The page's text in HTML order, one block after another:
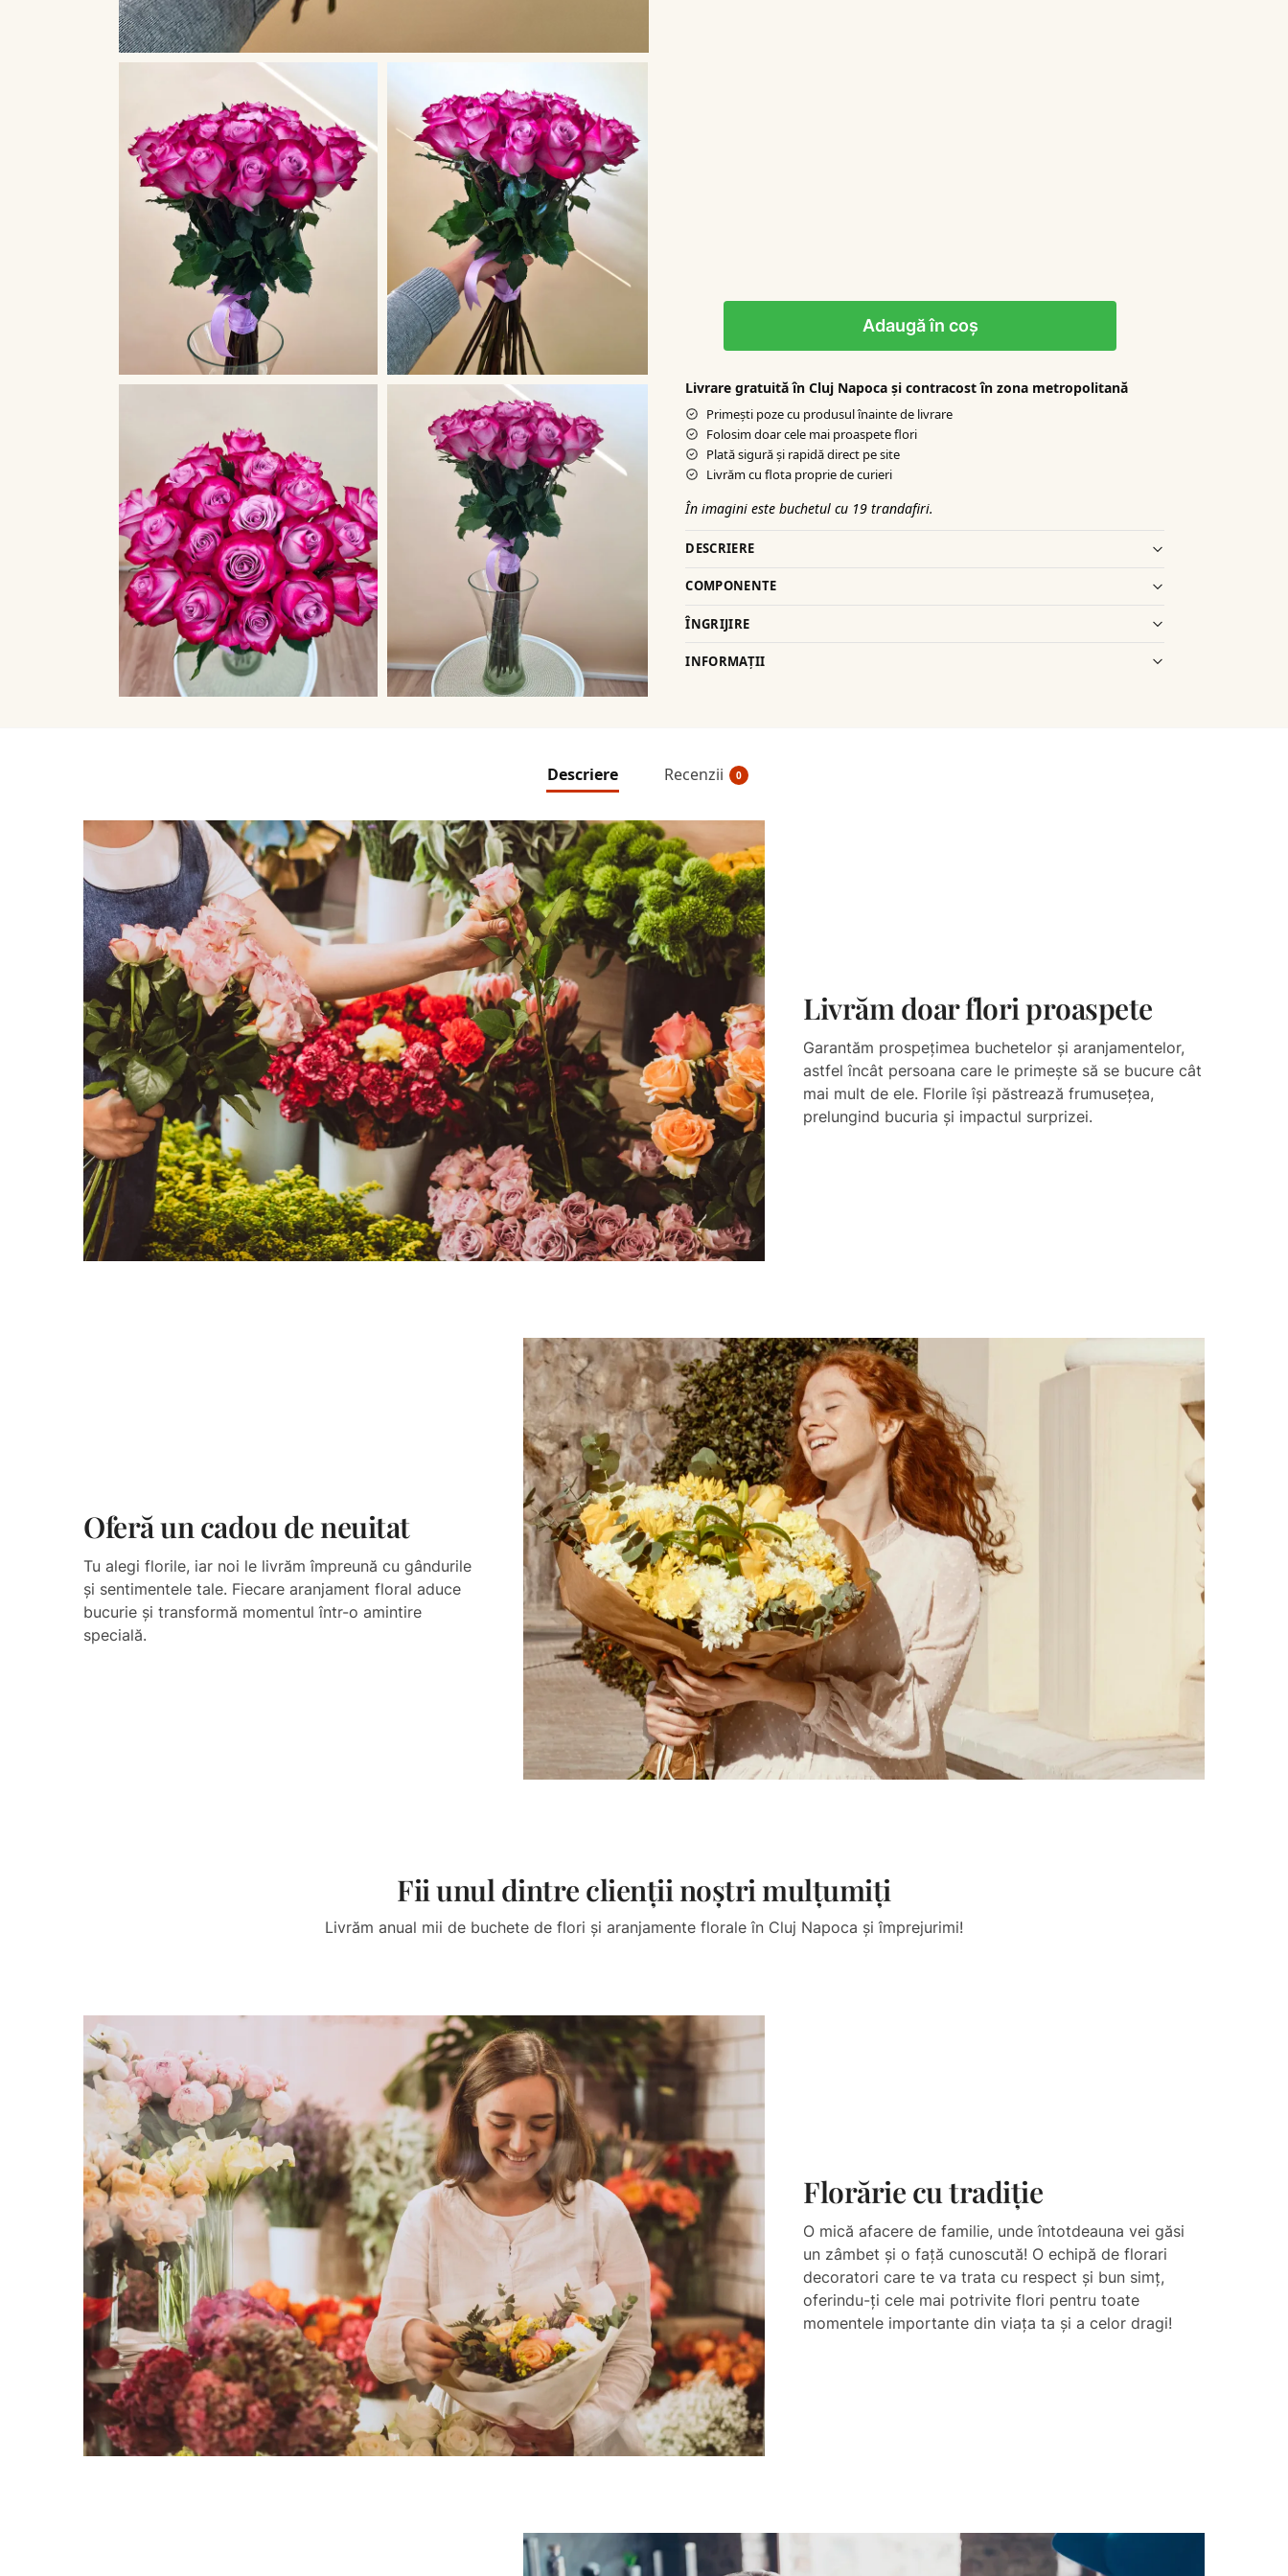
Adaugă în coș
Livrare gratuită în Cluj Napoca şi contracost în zona metropolitană
Primești poze cu produsul înainte de livrare
Folosim doar cele mai proaspete flori
Plată sigură şi rapidă direct pe site
Livrăm cu flota proprie de curieri
În imagini este buchetul cu 19 trandafiri.
DESCRIERE
COMPONENTE
ÎNGRIJIRE
INFORMAȚII
Descriere Recenzii 0
Livrăm doar flori proaspete​
Garantăm prospețimea buchetelor și aranjamentelor,
astfel încât persoana care le primește să se bucure cât
mai mult de ele. Florile își păstrează frumusețea,
prelungind bucuria și impactul surprizei.
Oferă un cadou de neuitat​​
Tu alegi florile, iar noi le livrăm împreună cu gândurile
și sentimentele tale. Fiecare aranjament floral aduce
bucurie și transformă momentul într-o amintire
specială.
Fii unul dintre clienții noștri mulțumiți
Livrăm anual mii de buchete de flori și aranjamente florale în Cluj Napoca și împrejurimi!
Florărie cu tradiție​
O mică afacere de familie, unde întotdeauna vei găsi
un zâmbet și o față cunoscută! O echipă de florari
decoratori care te va trata cu respect și bun simț,
oferindu-ți cele mai potrivite flori pentru toate
momentele importante din viața ta și a celor dragi!